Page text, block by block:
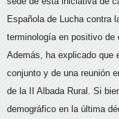
Española de Lucha contra
terminología en positivo de
Además, ha explicado que
conjunto y de una reunión
de la II Albada Rural. Si
demográfico en la última